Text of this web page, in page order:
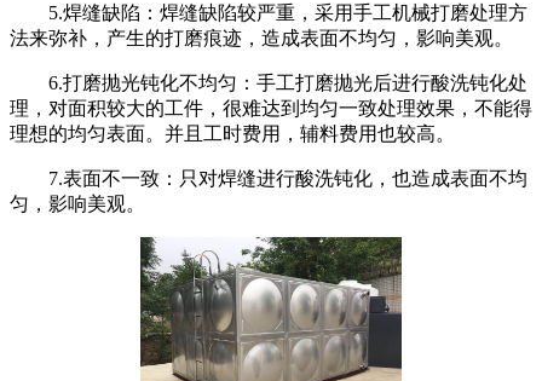
5.焊缝缺陷：焊缝缺陷较严重，采用手工机械打磨处理方
法来弥补，产生的打磨痕迹，造成表面不均匀，影响美观。
6.打磨抛光钝化不均匀：手工打磨抛光后进行酸洗钝化处
理，对面积较大的工件，很难达到均匀一致处理效果，不能得
理想的均匀表面。并且工时费用，辅料费用也较高。
7.表面不一致：只对焊缝进行酸洗钝化，也造成表面不均
匀，影响美观。